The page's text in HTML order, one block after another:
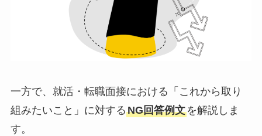
一方で、就活・転職面接における「これから取り
組みたいこと」に対するNG回答例文を解説しま
す。